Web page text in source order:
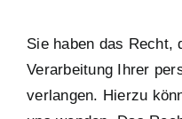
Sie haben das Recht,
Verarbeitung Ihrer
verlangen. Hierzu